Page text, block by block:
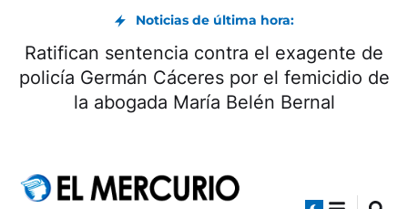
Noticias de última hora:
Ratifican sentencia contra el exagente de
policía Germán Cáceres por el femicidio de
la abogada María Belén Bernal